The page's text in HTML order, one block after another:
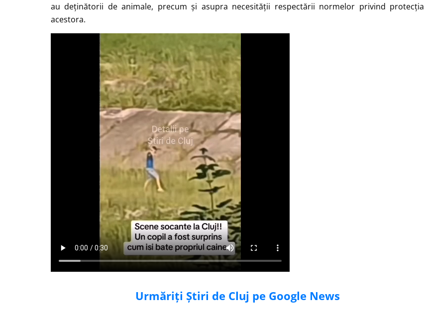
au deținătorii de animale, precum și asupra necesității respectării normelor privind protecția
acestora.
Urmăriți Știri de Cluj pe Google News